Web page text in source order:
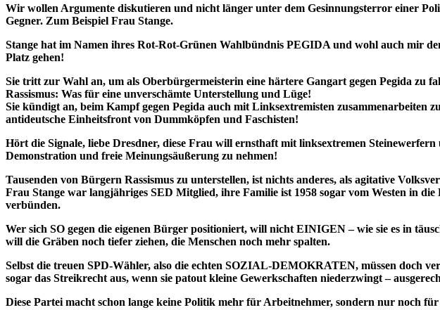
Wir wollen Argumente diskutieren und nicht länger unter dem Gesinnungsterror einer
Gegner. Zum Beispiel Frau Stange.
Stange hat im Namen ihres Rot-Rot-Grünen Wahlbündnis PEGIDA und wohl auch mir
Platz gehen!
Sie tritt zur Wahl an, um als Oberbürgermeisterin eine härtere Gangart gegen Pegida zu
Rassismus: Was für eine unverschämte Unterstellung und Lüge!
Sie kündigt an, beim Kampf gegen Pegida auch mit Linksextremisten zusammenarbeiten
antideutsche Einheitsfront von Dummköpfen und Faschisten!
Hört die Signale, liebe Dresdner, diese Frau will ernsthaft mit linksextremen
Demonstration und freie Meinungsäußerung zu nehmen!
Tausenden von Bürgern Rassismus zu unterstellen, ist nichts anderes, als agitative
Frau Stange war langjähriges SED Mitglied, ihre Familie ist 1958 sogar vom Westen in
verbünden.
Wer sich SO gegen die eigenen Bürger positioniert, will nicht EINIGEN – wie sie es in
will die Gräben noch tiefer ziehen, die Menschen noch mehr spalten.
Selbst die treuen SPD-Wähler, also die echten SOZIAL-DEMOKRATEN, müssen doch
sogar das Streikrecht aus, wenn sie patout kleine Gewerkschaften niederzwingt –
Diese Partei macht schon lange keine Politik mehr für Arbeitnehmer, sondern nur noch